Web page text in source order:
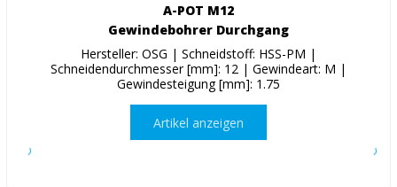
A-POT M12
Gewindebohrer Durchgang
Hersteller: OSG | Schneidstoff: HSS-PM |
Schneidendurchmesser [mm]: 12 | Gewindeart: M |
Gewindesteigung [mm]: 1.75
Artikel anzeigen